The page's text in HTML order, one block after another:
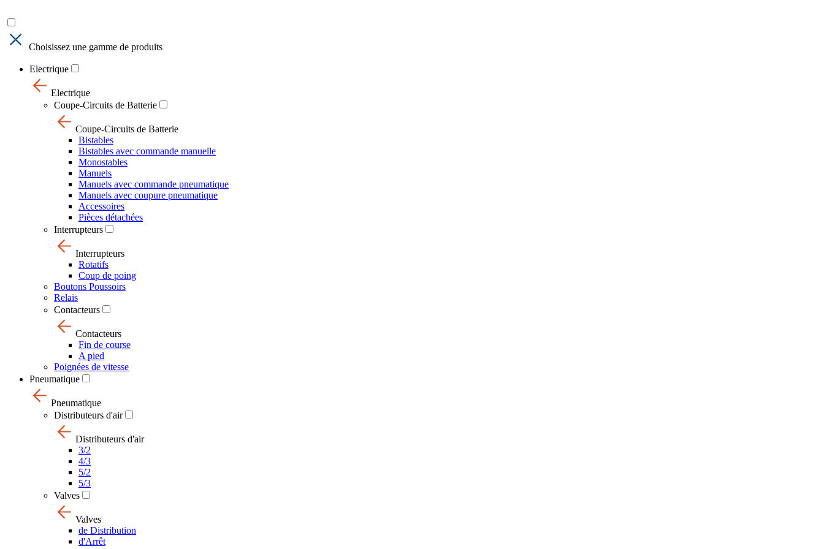
Choisissez une gamme de produits
Electrique
Electrique
Coupe-Circuits de Batterie
Coupe-Circuits de Batterie
Bistables
Bistables avec commande manuelle
Monostables
Manuels
Manuels avec commande pneumatique
Manuels avec coupure pneumatique
Accessoires
Pièces détachées
Interrupteurs
Interrupteurs
Rotatifs
Coup de poing
Boutons Poussoirs
Relais
Contacteurs
Contacteurs
Fin de course
A pied
Poignées de vitesse
Pneumatique
Pneumatique
Distributeurs d'air
Distributeurs d'air
3/2
4/3
5/2
5/3
Valves
Valves
de Distribution
d'Arrêt